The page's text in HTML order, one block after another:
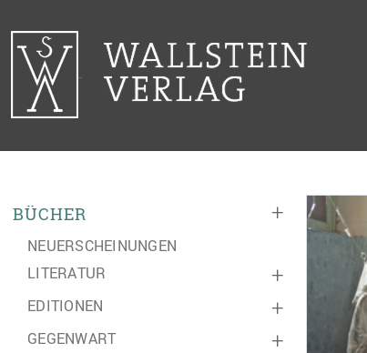
+
BÜCHER
NEUERSCHEINUNGEN
+
LITERATUR
+
EDITIONEN
+
GEGENWART